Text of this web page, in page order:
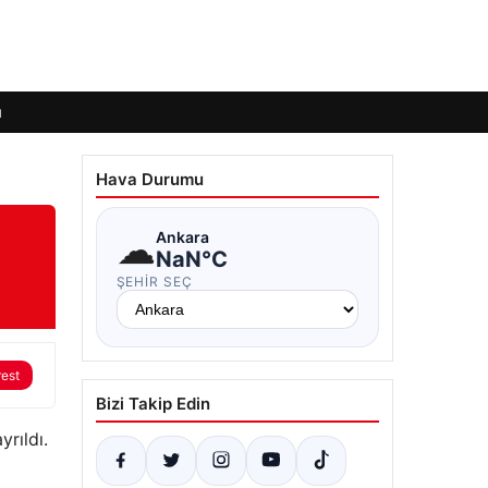
Hava Durumu
☁Ankara
NaN°C
ŞEHIR SEÇ
Bizi Takip Edin